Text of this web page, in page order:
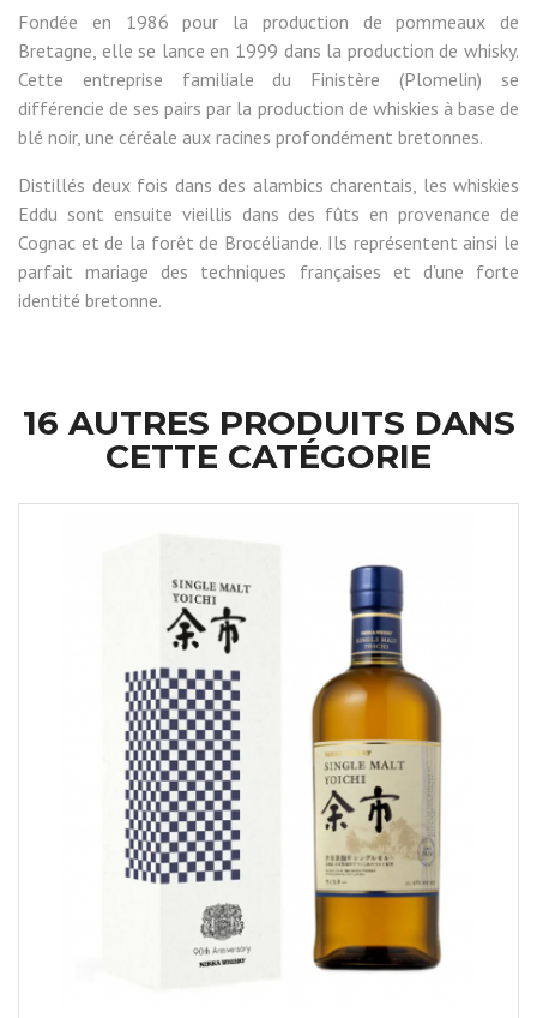
Fondée en 1986 pour la production de pommeaux de
Bretagne, elle se lance en 1999 dans la production de whisky.
Cette entreprise familiale du Finistère (Plomelin) se
différencie de ses pairs par la production de whiskies à base de
blé noir, une céréale aux racines profondément bretonnes.
Distillés deux fois dans des alambics charentais, les whiskies
Eddu sont ensuite vieillis dans des fûts en provenance de
Cognac et de la forêt de Brocéliande. Ils représentent ainsi le
parfait mariage des techniques françaises et d’une forte
identité bretonne.
16 AUTRES PRODUITS DANS
CETTE CATÉGORIE